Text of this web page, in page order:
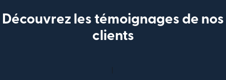
Découvrez les témoignages de nos
clients